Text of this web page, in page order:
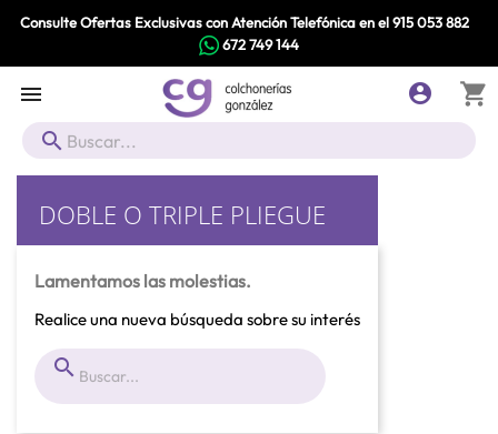
Consulte Ofertas Exclusivas con Atención Telefónica en el915 053 882
672 749 144
 shopping_cart


DOBLE O TRIPLE PLIEGUE
Lamentamos las molestias.
Realice una nueva búsqueda sobre su interés
